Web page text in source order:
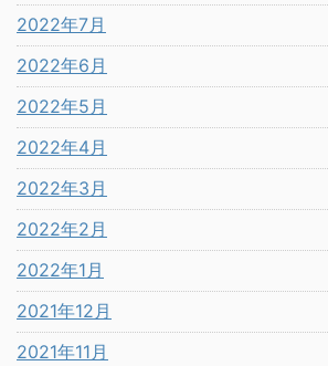
2022年7月
2022年6月
2022年5月
2022年4月
2022年3月
2022年2月
2022年1月
2021年12月
2021年11月